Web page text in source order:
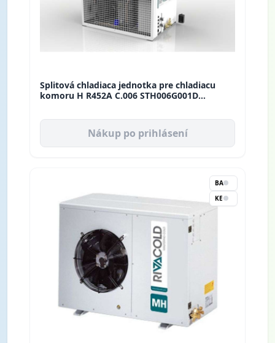
Splitová chladiaca jednotka pre chladiacu
komoru H R452A C.006 STH006G001D
Nákup po prihlásení
BA
KE